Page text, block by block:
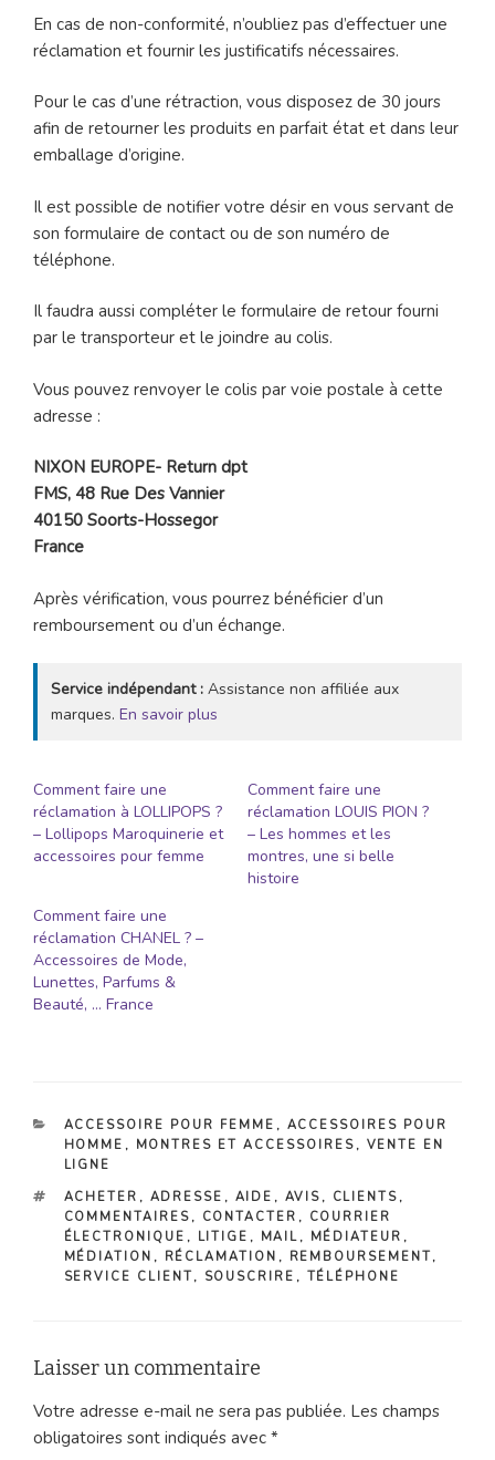
En cas de non-conformité, n’oubliez pas d’effectuer une
réclamation et fournir les justificatifs nécessaires.
Pour le cas d’une rétraction, vous disposez de 30 jours
afin de retourner les produits en parfait état et dans leur
emballage d’origine.
Il est possible de notifier votre désir en vous servant de
son formulaire de contact ou de son numéro de
téléphone.
Il faudra aussi compléter le formulaire de retour fourni
par le transporteur et le joindre au colis.
Vous pouvez renvoyer le colis par voie postale à cette
adresse :
NIXON EUROPE- Return dpt
FMS, 48 Rue Des Vannier
40150 Soorts-Hossegor
France
Après vérification, vous pourrez bénéficier d’un
remboursement ou d’un échange.
Service indépendant : Assistance non affiliée aux
marques. En savoir plus
Comment faire une
réclamation à LOLLIPOPS ?
– Lollipops Maroquinerie et
accessoires pour femme
Comment faire une
réclamation LOUIS PION ?
– Les hommes et les
montres, une si belle
histoire
Comment faire une
réclamation CHANEL ? –
Accessoires de Mode,
Lunettes, Parfums &
Beauté, … France
CATÉGORIES
ACCESSOIRE POUR FEMME , ACCESSOIRES POUR
HOMME , MONTRES ET ACCESSOIRES , VENTE EN
LIGNE
ÉTIQUETTES
ACHETER , ADRESSE , AIDE , AVIS , CLIENTS ,
COMMENTAIRES , CONTACTER , COURRIER
ÉLECTRONIQUE , LITIGE , MAIL , MÉDIATEUR ,
MÉDIATION , RÉCLAMATION , REMBOURSEMENT,
SERVICE CLIENT, SOUSCRIRE , TÉLÉPHONE
Laisser un commentaire
Votre adresse e-mail ne sera pas publiée. Les champs
obligatoires sont indiqués avec *